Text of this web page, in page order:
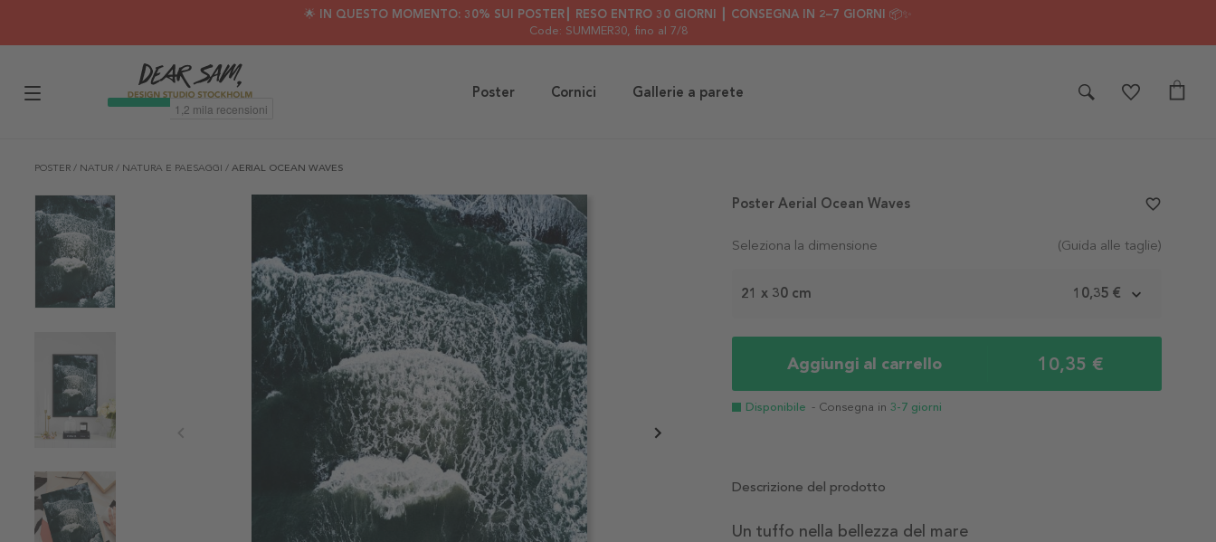
🌟 IN QUESTO MOMENTO: 30% SUI POSTER┃ RESO ENTRO 30 GIORNI ┃ CONSEGNA IN 2–7 GIORNI 📦✨
Code: SUMMER30, fino al 7/8
Poster Cornici Gallerie a parete
POSTER / NATUR / NATURA E PAESAGGI / AERIAL OCEAN WAVES
Seleziona la dimensione (Guida alle taglie)
21 x 30 cm 10,35 €
Aggiungi al carrello 10,35 €
Disponibile - Consegna in 3-7 giorni
Poster Aerial Ocean Waves favorite_border
Descrizione del prodotto
Un tuffo nella bellezza del mare